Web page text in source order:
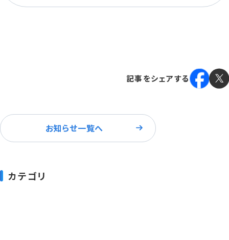
記事をシェアする
お知らせ一覧へ
カテゴリ